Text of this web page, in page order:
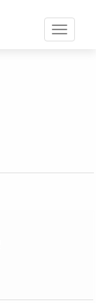
Toggle